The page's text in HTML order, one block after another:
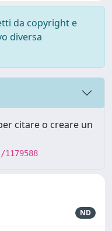
da copyright e
diversa
citare o creare un
ND